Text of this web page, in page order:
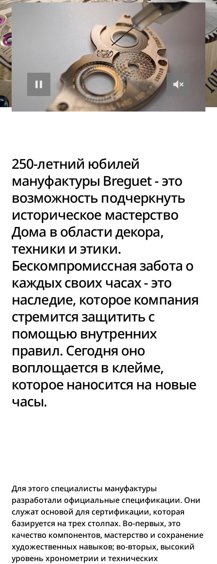
250-летний юбилей
мануфактуры Breguet - это
возможность подчеркнуть
историческое мастерство
Дома в области декора,
техники и этики.
Бескомпромиссная забота о
каждых своих часах - это
наследие, которое компания
стремится защитить с
помощью внутренних
правил. Сегодня оно
воплощается в клейме,
которое наносится на новые
часы.
Для этого специалисты мануфактуры
разработали официальные спецификации. Они
служат основой для сертификации, которая
базируется на трех столпах. Во-первых, это
качество компонентов, мастерство и сохранение
художественных навыков; во-вторых, высокий
уровень хронометрии и технических